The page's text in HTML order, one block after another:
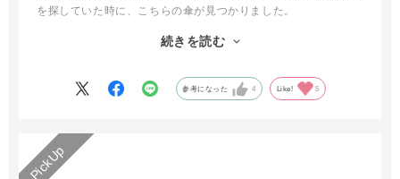
を探していた時に、こちらの傘が見つかりました。
畳んだ時に形状記憶のようにきれいに畳まれ、くるくるとまとめ
続きを読む
参考になった 4 Like! 5